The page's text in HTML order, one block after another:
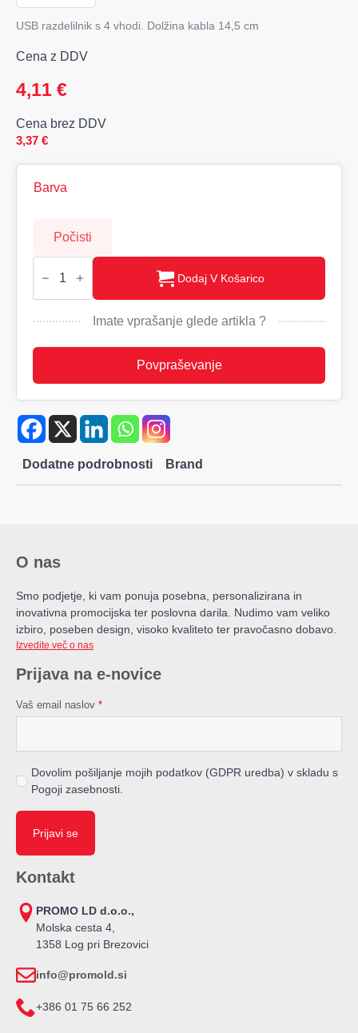
USB razdelilnik s 4 vhodi. Dolžina kabla 14,5 cm
Cena z DDV
4,11 €
Cena brez DDV
3,37 €
Barva
Počisti
ALUHUB
USB
s
vhodi.
Dodaj V Košarico
Imate vprašanje glede artikla ?
Povpraševanje
Dodatne podrobnosti Brand
O nas
Smo podjetje, ki vam ponuja posebna, personalizirana in
inovativna promocijska ter poslovna darila. Nudimo vam veliko
izbiro, poseben design, visoko kvaliteto ter pravočasno dobavo.
Izvedite več o nas
Prijava na e-novice
Vaš email naslov *
Dovolim pošiljanje mojih podatkov (GDPR uredba) v skladu s
Pogoji zasebnosti.
Prijavi se
Kontakt
PROMO LD d.o.o.,
Molska cesta 4,
1358 Log pri Brezovici
info@promold.si
+386 01 75 66 252